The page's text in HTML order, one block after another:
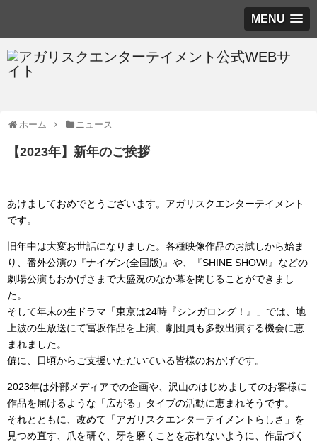
MENU
ホーム ニュース
【2023年】新年のご挨拶
あけましておめでとうございます。アガリスクエンターテイメント
です。
旧年中は大変お世話になりました。各種映像作品のお試しから始ま
り、番外公演の『ナイゲン(全国版)』や、『SHINE SHOW!』などの
劇場公演もおかげさまで大盛況のなか幕を閉じることができまし
た。
そして年末の生ドラマ「東京は24時『シンガロング！』」では、地
上波の生放送にて冨坂作品を上演、劇団員も多数出演する機会に恵
まれました。
偏に、日頃からご支援いただいている皆様のおかげです。
2023年は外部メディアでの企画や、沢山のはじめましてのお客様に
作品を届けるような「広がる」タイプの活動に恵まれそうです。
それとともに、改めて「アガリスクエンターテイメントらしさ」を
見つめ直す、爪を研ぐ、牙を磨くことを忘れないように、作品づく